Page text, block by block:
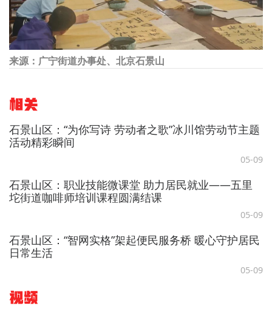
来源：广宁街道办事处、北京石景山
相关
石景山区：“为你写诗 劳动者之歌”冰川馆劳动节主题
活动精彩瞬间
05-09
石景山区：职业技能微课堂 助力居民就业——五里
坨街道咖啡师培训课程圆满结课
05-09
石景山区：“智网实格”架起便民服务桥 暖心守护居民
日常生活
05-09
视频